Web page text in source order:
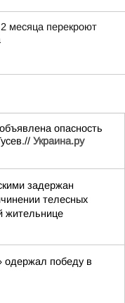
месяца перекроют
опасность
Украина.ру
задержан
телесных
жительнице
одержал победу в